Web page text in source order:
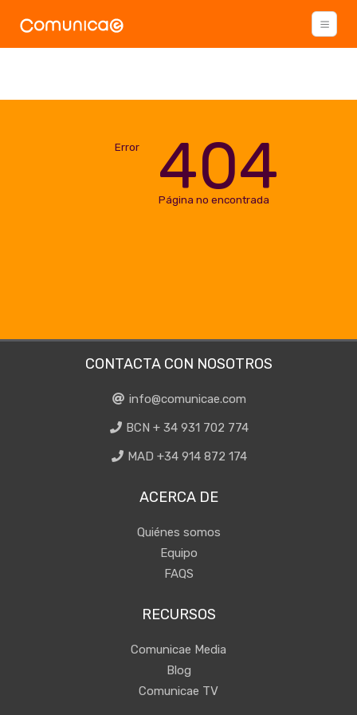
Error 404
Página no encontrada
CONTACTA CON NOSOTROS
info@comunicae.com
BCN + 34 931 702 774
MAD +34 914 872 174
ACERCA DE
Quiénes somos
Equipo
FAQS
RECURSOS
Comunicae Media
Blog
Comunicae TV